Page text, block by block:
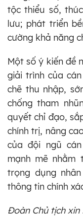
tộc thiểu số,
lưu; phát triển
cường khả năng
Một số ý kiến đề
giải trình của
chẽ thu nhập,
chống tham
quyết chỉ đạo,
chính trị, nâng
của đội ngũ
mạnh mẽ nhằm
trọng dụng
thông tin chính
Đoàn Chủ tịch